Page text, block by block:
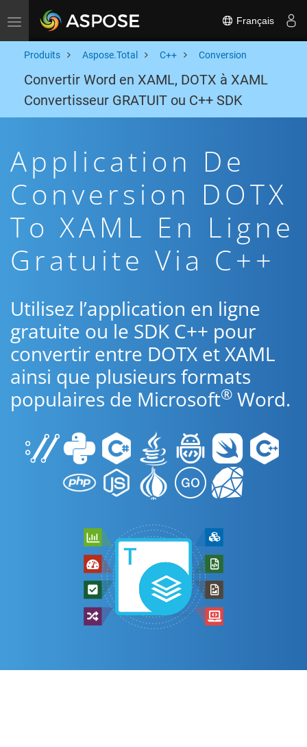
Toggle navigation Français
Produits Aspose.Total C++ Conversion
Convertir Word en XAML, DOTX à XAML
Convertisseur GRATUIT ou C++ SDK
Application De
Conversion DOTX
To XAML En Ligne
Gratuite Via C++
Utilisez l’application en ligne
gratuite ou le SDK C++ pour
convertir entre DOTX et XAML
ainsi que plusieurs formats
populaires de Microsoft® Word.